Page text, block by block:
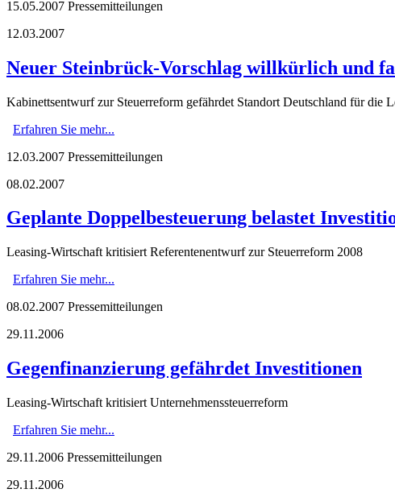
15.05.2007 Pressemitteilungen
12.03.2007
Neuer Steinbrück-Vorschlag willkürlich und
Kabinettsentwurf zur Steuerreform gefährdet Standort Deutschland für die
Erfahren Sie mehr...
12.03.2007 Pressemitteilungen
08.02.2007
Geplante Doppelbesteuerung belastet
Leasing-Wirtschaft kritisiert Referentenentwurf zur Steuerreform 2008
Erfahren Sie mehr...
08.02.2007 Pressemitteilungen
29.11.2006
Gegenfinanzierung gefährdet Investitionen
Leasing-Wirtschaft kritisiert Unternehmenssteuerreform
Erfahren Sie mehr...
29.11.2006 Pressemitteilungen
29.11.2006